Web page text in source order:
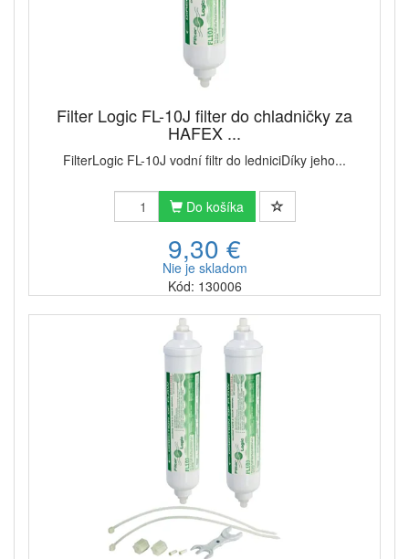
Filter Logic FL-10J filter do chladničky za
HAFEX ...
FilterLogic FL-10J vodní filtr do ledniciDíky jeho...
Do košíka
9,30 €
Nie je skladom
Kód: 130006